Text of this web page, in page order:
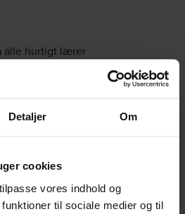
Detaljer Om
cookies
vores indhold og
til sociale medier og til
alle hurtigt lærer
konkurrencer, hvor elever og
pakkeleg.
af skolen som fx skolens
innovationsdage og